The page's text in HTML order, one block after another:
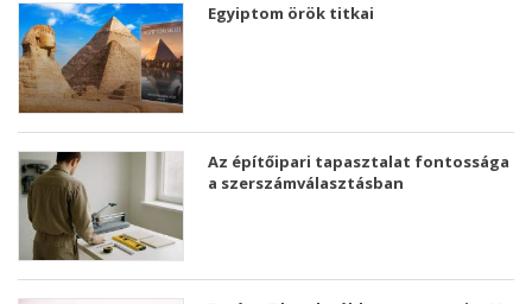
Egyiptom örök titkai
Az építőipari tapasztalat fontossága
a szerszámválasztásban